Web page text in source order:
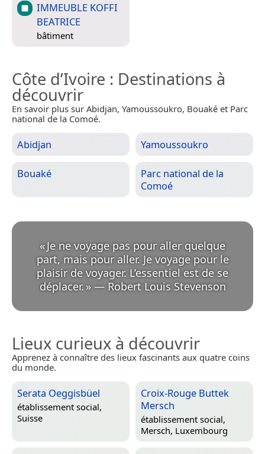
IMMEUBLE KOFFI
BEATRICE
bâtiment
Côte d’Ivoire : Destinations à
découvrir
En savoir plus sur Abidjan, Yamoussoukro, Bouaké et Parc
national de la Comoé.
Abidjan Yamoussoukro
Bouaké
Parc national de la
Comoé
«Je ne voyage pas pour aller quelque
part, mais pour aller. Je voyage pour le
plaisir de voyager. L’essentiel est de se
déplacer. » — Robert Louis Stevenson
Lieux curieux à découvrir
Apprenez à connaître des lieux fascinants aux quatre coins
du monde.
Serata Oeggisbüel
établissement social,
Suisse
Croix-Rouge Buttek
Mersch
établissement social,
Mersch, Luxembourg